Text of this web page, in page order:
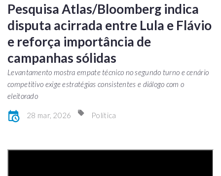
Pesquisa Atlas/Bloomberg indica
disputa acirrada entre Lula e Flávio
e reforça importância de
campanhas sólidas
Levantamento mostra empate técnico no segundo turno e cenário
competitivo exige estratégias consistentes e diálogo com o
eleitorado
28 mar, 2026 Política